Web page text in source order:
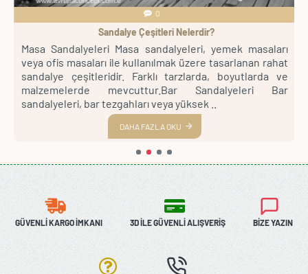
0
Sandalye Çeşitleri Nelerdir?
Masa Sandalyeleri Masa sandalyeleri, yemek masaları
veya ofis masaları ile kullanılmak üzere tasarlanan rahat
sandalye çeşitleridir. Farklı tarzlarda, boyutlarda ve
malzemelerde mevcuttur.Bar Sandalyeleri Bar
sandalyeleri, bar tezgahları veya yüksek ..
DAHA FAZLA OKU
GÜVENLI KARGO İMKANI 3D İLE GÜVENLI ALIŞVERIŞ BIZE YAZIN